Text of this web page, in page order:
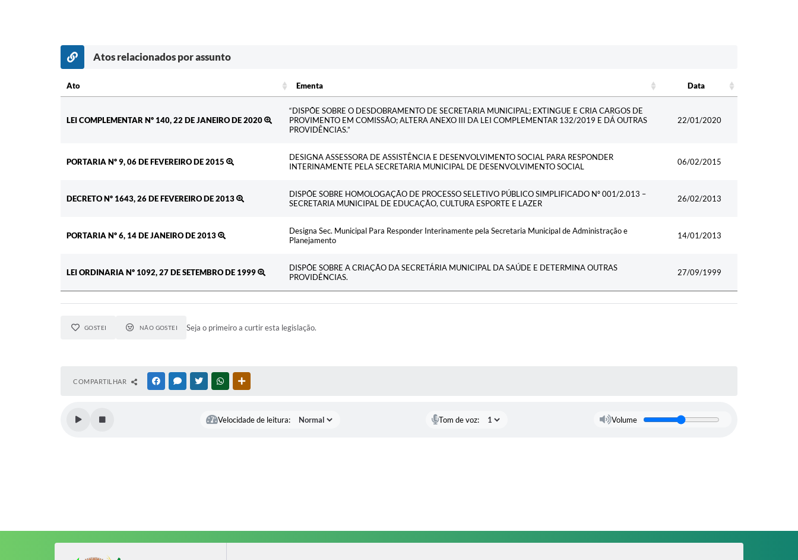
Atos relacionados por assunto
Ato Ementa
Data
LEI COMPLEMENTAR Nº 140, 22 DE JANEIRO DE 2020
“DISPÕE SOBRE O DESDOBRAMENTO DE SECRETARIA MUNICIPAL; EXTINGUE E CRIA CARGOS DE
PROVIMENTO EM COMISSÃO; ALTERA ANEXO III DA LEI COMPLEMENTAR 132/2019 E DÁ OUTRAS
PROVIDÊNCIAS.”
22/01/2020
PORTARIA Nº 9, 06 DE FEVEREIRO DE 2015
DESIGNA ASSESSORA DE ASSISTÊNCIA E DESENVOLVIMENTO SOCIAL PARA RESPONDER
INTERINAMENTE PELA SECRETARIA MUNICIPAL DE DESENVOLVIMENTO SOCIAL
06/02/2015
DECRETO Nº 1643, 26 DE FEVEREIRO DE 2013
DISPÕE SOBRE HOMOLOGAÇÃO DE PROCESSO SELETIVO PÚBLICO SIMPLIFICADO Nº 001/2.013 –
SECRETARIA MUNICIPAL DE EDUCAÇÃO, CULTURA ESPORTE E LAZER
26/02/2013
PORTARIA Nº 6, 14 DE JANEIRO DE 2013
Designa Sec. Municipal Para Responder Interinamente pela Secretaria Municipal de Administração e
Planejamento
14/01/2013
LEI ORDINARIA Nº 1092, 27 DE SETEMBRO DE 1999
DISPÕE SOBRE A CRIAÇÃO DA SECRETÁRIA MUNICIPAL DA SAÚDE E DETERMINA OUTRAS
PROVIDÊNCIAS.
27/09/1999
GOSTEI NÃO GOSTEI Seja o primeiro a curtir esta legislação.
COMPARTILHAR FACEBOOKMESSENGER
TWITTERWHATSAPP
Velocidade de leitura: Tom de voz: Volume